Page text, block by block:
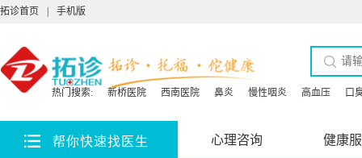
拓诊首页 手机版
热门搜索: 新桥医院 西南医院 鼻炎 慢性咽炎 高血压 口
帮你快速找医生 心理咨询 健康